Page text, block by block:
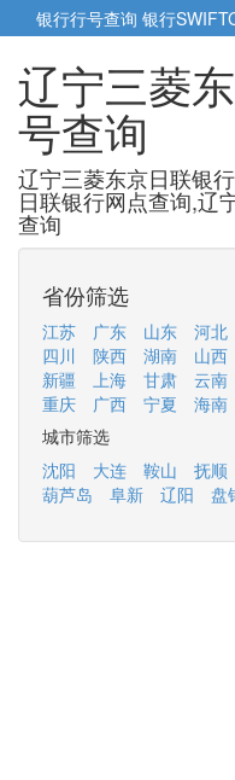
银行行号查询 银行
辽宁三菱
号查询
辽宁三菱东京日联银
日联银行网点查询,辽
查询
省份筛选
江苏 广东 山东 河北
四川
陕西 湖南 山西
新疆
上海 甘肃 云南
重庆
广西 宁夏 海南
城市筛选
沈阳
大连 鞍山 抚顺
葫芦岛
阜新 辽阳 盘